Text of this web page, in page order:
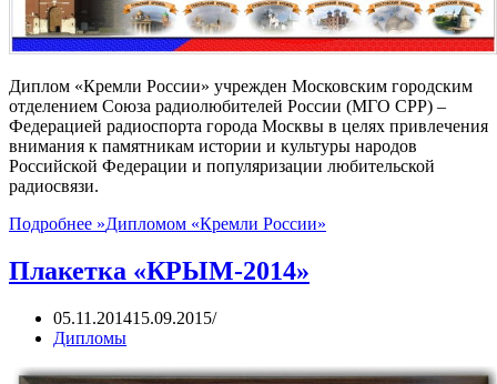
Диплом «Кремли России» учрежден Московским городским
отделением Союза радиолюбителей России (МГО СРР) –
Федерацией радиоспорта города Москвы в целях привлечения
внимания к памятникам истории и культуры народов
Российской Федерации и популяризации любительской
радиосвязи.
Подробнее »Дипломом «Кремли России»
Плакетка «КРЫМ-2014»
05.11.201415.09.2015
Дипломы